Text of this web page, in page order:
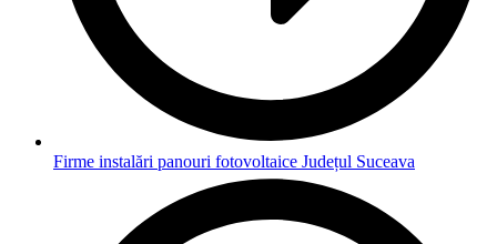
Firme instalări panouri fotovoltaice Județul Suceava